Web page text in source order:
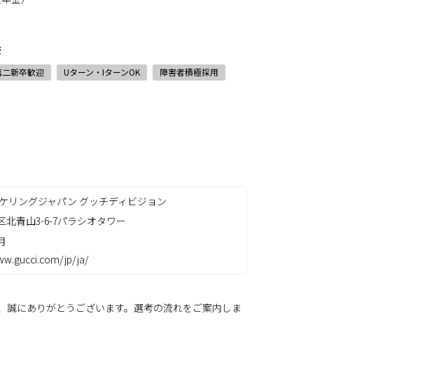
二新卒歓迎 Uターン・IターンOK 障害者積極採用
リングジャパン グッチディビジョン
北青山3-6-7パラシオタワー
jp/ja/
誠にありがとうございます。選考の流れをご案内しま